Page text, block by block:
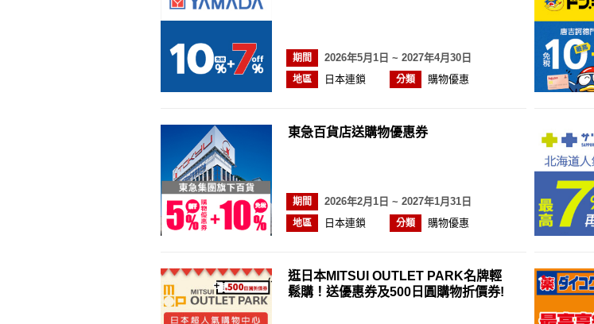
期間 2026年5月1日 ~ 2027年4月30日
地區 日本連鎖 分類 購物優惠
東急百貨店送購物優惠券
期間 2026年2月1日 ~ 2027年1月31日
地區 日本連鎖 分類 購物優惠
逛日本MITSUI OUTLET PARK名牌輕
鬆購！送優惠券及500日圓購物折價券!